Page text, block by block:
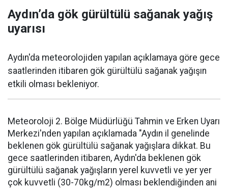
Aydın’da gök gürültülü sağanak yağış
uyarısı
Aydın'da meteorolojiden yapılan açıklamaya göre gece
saatlerinden itibaren gök gürültülü sağanak yağışın
etkili olması bekleniyor.
Meteoroloji 2. Bölge Müdürlüğü Tahmin ve Erken Uyarı
Merkezi'nden yapılan açıklamada "Aydın il genelinde
beklenen gök gürültülü sağanak yağışlara dikkat. Bu
gece saatlerinden itibaren, Aydın'da beklenen gök
gürültülü sağanak yağışların yerel kuvvetli ve yer yer
çok kuvvetli (30-70kg/m2) olması beklendiğinden ani